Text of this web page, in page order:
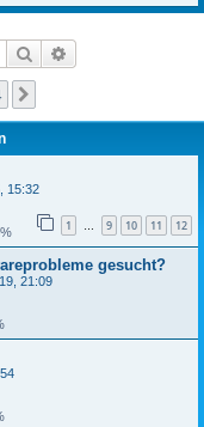
Suche
15:32
1 … 9 10 11 12
gesucht?
21:09